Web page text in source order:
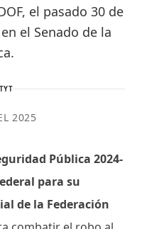
el pasado 30 de
el Senado de la
2025
Pública 2024-
para su
de la Federación